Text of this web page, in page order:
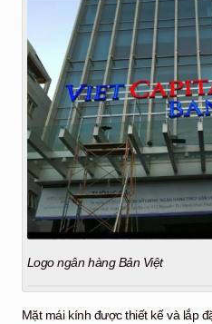
Logo ngân hàng Bản Việt
Mặt mái kính được thiết kế và lắp